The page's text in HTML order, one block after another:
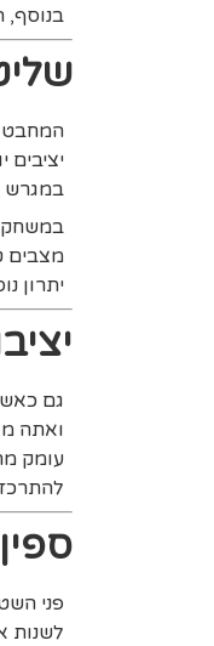
בנוסף,
המחבט
יציבים
במגרש
במשחק
מצבים
יתרון
גם
ואתה
עומק
פני
לשנות